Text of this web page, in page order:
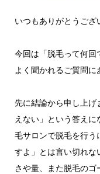
いつもありがとうござ
今回は「脱毛って何回
よく聞かれるご質問に
先に結論から申し上げ
えない」という答え
毛サロンで脱毛を行う
すよ」とは言い切れな
さや量、また脱毛のゴ